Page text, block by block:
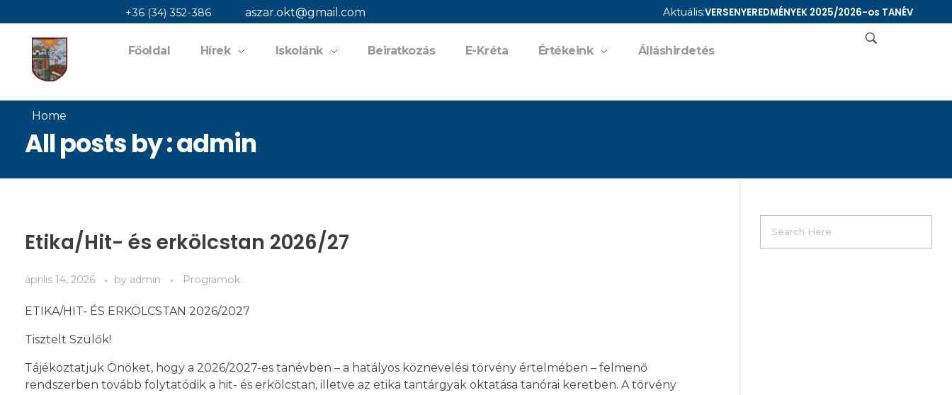
+36 (34) 352-386 aszar.okt@gmail.com Aktuális:VERSENYEREDMÉNYEK 2025/2026-os TANÉV
Főoldal Hírek Iskolánk Beiratkozás E-Kréta Értékeink Álláshirdetés
Home
All posts by : admin
Etika/Hit- és erkölcstan 2026/27
április 14, 2026 by admin Programok
ETIKA/HIT- ÉS ERKÖLCSTAN 2026/2027
Tisztelt Szülők!
Tájékoztatjuk Önöket, hogy a 2026/2027-es tanévben – a hatályos köznevelési törvény értelmében – felmenő
rendszerben tovább folytatódik a hit- és erkölcstan, illetve az etika tantárgyak oktatása tanórai keretben. A törvény